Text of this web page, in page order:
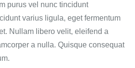
purus vel nunc tincidunt
varius ligula, eget fermentum
Nullam libero velit, eleifend a
a nulla. Quisque consequat